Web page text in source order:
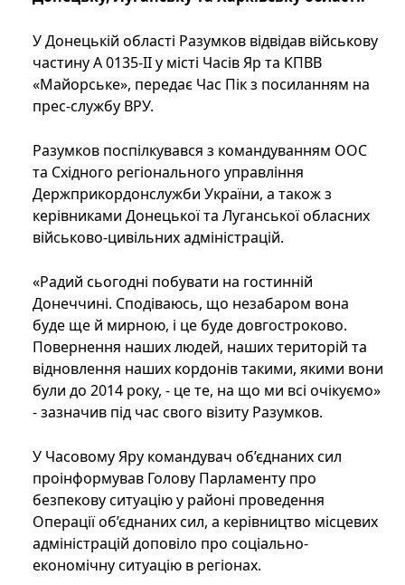
У Донецькій області Разумков відвідав військову
частину А 0135-II у місті Часів Яр та КПВВ
«Майорське», передає Час Пік з посиланням на
прес-службу ВРУ.
Разумков поспілкувався з командуванням ООС
та Східного регіонального управління
Держприкордонслужби України, а також з
керівниками Донецької та Луганської обласних
військово-цивільних адміністрацій.
«Радий сьогодні побувати на гостинній
Донеччині. Сподіваюсь, що незабаром вона
буде ще й мирною, і це буде довгостроково.
Повернення наших людей, наших територій та
відновлення наших кордонів такими, якими вони
були до 2014 року, - це те, на що ми всі очікуємо»
- зазначив під час свого візиту Разумков.
У Часовому Яру командувач об’єднаних сил
проінформував Голову Парламенту про
безпекову ситуацію у районі проведення
Операції об’єднаних сил, а керівництво місцевих
адміністрацій доповіло про соціально-
економічну ситуацію в регіонах.